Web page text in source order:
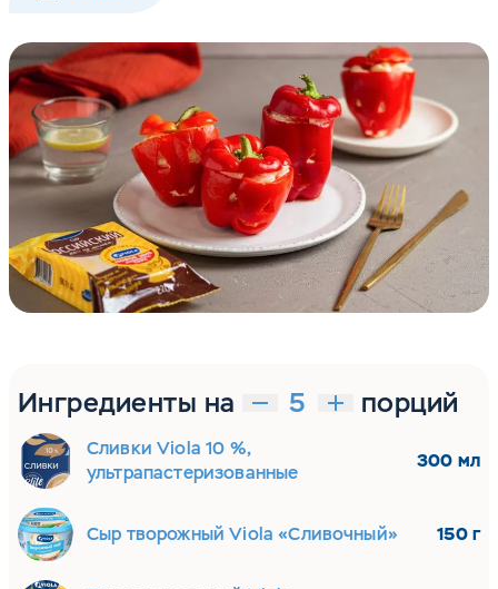
Ингредиенты на порций
Сливки Viola 10 %,
ультрапастеризованные
300 мл
Сыр творожный Viola «Сливочный» 150 г